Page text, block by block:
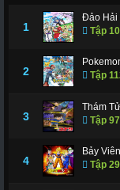
1
Đảo Hải
Tập
2
Tập
3
Thám
Tập
4
Bảy
Tập